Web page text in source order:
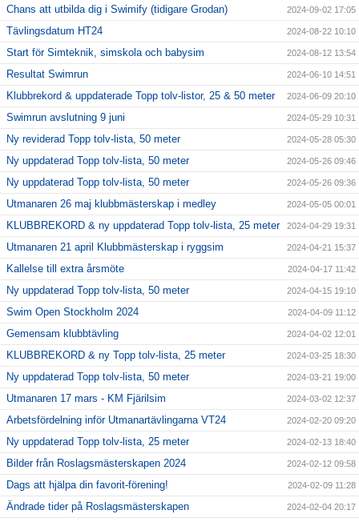
Chans att utbilda dig i Swimify (tidigare Grodan) 2024-09-02 17:05
Tävlingsdatum HT24 2024-08-22 10:10
Start för Simteknik, simskola och babysim 2024-08-12 13:54
Resultat Swimrun 2024-06-10 14:51
Klubbrekord & uppdaterade Topp tolv-listor, 25 & 50 meter 2024-06-09 20:10
Swimrun avslutning 9 juni 2024-05-29 10:31
Ny reviderad Topp tolv-lista, 50 meter 2024-05-28 05:30
Ny uppdaterad Topp tolv-lista, 50 meter 2024-05-26 09:46
Ny uppdaterad Topp tolv-lista, 50 meter 2024-05-26 09:36
Utmanaren 26 maj klubbmästerskap i medley 2024-05-05 00:01
KLUBBREKORD & ny uppdaterad Topp tolv-lista, 25 meter 2024-04-29 19:31
Utmanaren 21 april Klubbmästerskap i ryggsim 2024-04-21 15:37
Kallelse till extra årsmöte 2024-04-17 11:42
Ny uppdaterad Topp tolv-lista, 50 meter 2024-04-15 19:10
Swim Open Stockholm 2024 2024-04-09 11:12
Gemensam klubbtävling 2024-04-02 12:01
KLUBBREKORD & ny Topp tolv-lista, 25 meter 2024-03-25 18:30
Ny uppdaterad Topp tolv-lista, 50 meter 2024-03-21 19:00
Utmanaren 17 mars - KM Fjärilsim 2024-03-02 12:37
Arbetsfördelning inför Utmanartävlingarna VT24 2024-02-20 09:20
Ny uppdaterad Topp tolv-lista, 25 meter 2024-02-13 18:40
Bilder från Roslagsmästerskapen 2024 2024-02-12 09:58
Dags att hjälpa din favorit-förening! 2024-02-09 11:28
Ändrade tider på Roslagsmästerskapen 2024-02-04 20:17